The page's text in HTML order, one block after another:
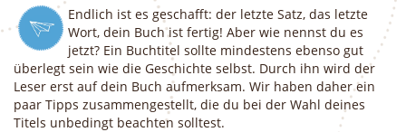
Endlich ist es geschafft: der letzte Satz, das letzte
Wort, dein Buch ist fertig! Aber wie nennst du es
jetzt? Ein Buchtitel sollte mindestens ebenso gut
überlegt sein wie die Geschichte selbst. Durch ihn wird der
Leser erst auf dein Buch aufmerksam. Wir haben daher ein
paar Tipps zusammengestellt, die du bei der Wahl deines
Titels unbedingt beachten solltest.